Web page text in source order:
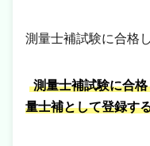
測量士補試験に合格
測量士補試験に合
量士補として登録す